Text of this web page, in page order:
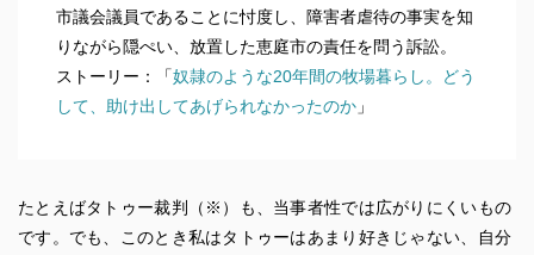
市議会議員であることに忖度し、障害者虐待の事実を知
りながら隠ぺい、放置した恵庭市の責任を問う訴訟。
ストーリー：「奴隷のような20年間の牧場暮らし。どう
して、助け出してあげられなかったのか 」
たとえばタトゥー裁判（※）も、当事者性では広がりにくいもの
です。でも、このとき私はタトゥーはあまり好きじゃない、自分